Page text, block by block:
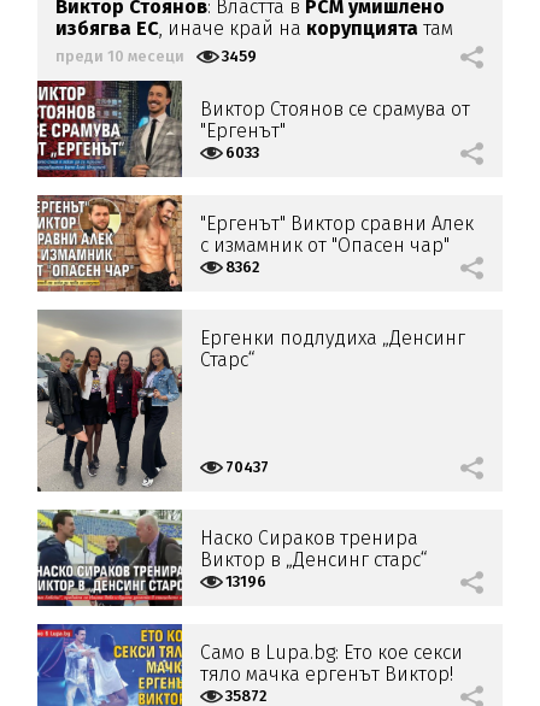
Виктор Стоянов: Властта в РСМ умишлено
избягва ЕС, иначе край на корупциятатам
преди 10 месеци 3459
Виктор Стоянов се срамува от
"Ергенът"
6033
"Ергенът" Виктор сравни Алек
с измамник от "Опасен чар"
8362
Ергенки подлудиха „Денсинг
Старс“
70437
Наско Сираков тренира
Виктор в „Денсинг старс“
13196
Само в Lupa.bg: Ето кое секси
тяло мачка ергенът Виктор!
35872